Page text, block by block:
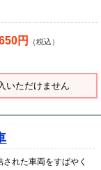
円
（税込）
いただけません
れた車両をすばやく